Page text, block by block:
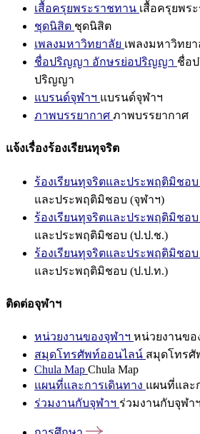
เสื้อครุยพระราชทาน เสื้อครุยพร
ชุดนิสิต ชุดนิสิต
เพลงมหาวิทยาลัย เพลงมหาวิทยา
ชื่อปริญญา อักษรย่อปริญญา ชื่อ
ปริญญา
แบรนด์จุฬาฯ แบรนด์จุฬาฯ
ภาพบรรยากาศ ภาพบรรยากาศ
แจ้งเรื่องร้องเรียนทุจริต
ร้องเรียนทุจริตและประพฤติมิชอบ
และประพฤติมิชอบ (จุฬาฯ)
ร้องเรียนทุจริตและประพฤติมิชอ
และประพฤติมิชอบ (ป.ป.ช.)
ร้องเรียนทุจริตและประพฤติมิชอ
และประพฤติมิชอบ (ป.ป.ท.)
ติดต่อจุฬาฯ
หน่วยงานของจุฬาฯ หน่วยงานขอ
สมุดโทรศัพท์ออนไลน์ สมุดโทรศั
Chula Map Chula Map
แผนที่และการเดินทาง แผนที่และ
ร่วมงานกับจุฬาฯ ร่วมงานกับจุฬาฯ